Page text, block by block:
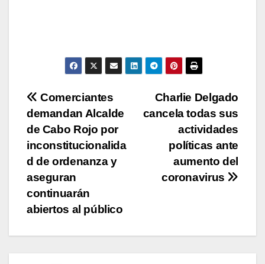
Navegación
de
entradas
Charlie Delgado
cancela todas sus
actividades
políticas ante
aumento del
coronavirus
Comerciantes
demandan Alcalde
de Cabo Rojo por
inconstitucionalida
d de ordenanza y
aseguran
continuarán
abiertos al público